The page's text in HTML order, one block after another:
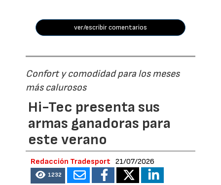
ver/escribir comentarios
Confort y comodidad para los meses
más calurosos
Hi-Tec presenta sus
armas ganadoras para
este verano
Redacción Tradesport 21/07/2026
1232